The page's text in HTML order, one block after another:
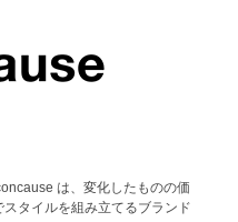
は、変化したものの価
タイルを組み立てるブランド